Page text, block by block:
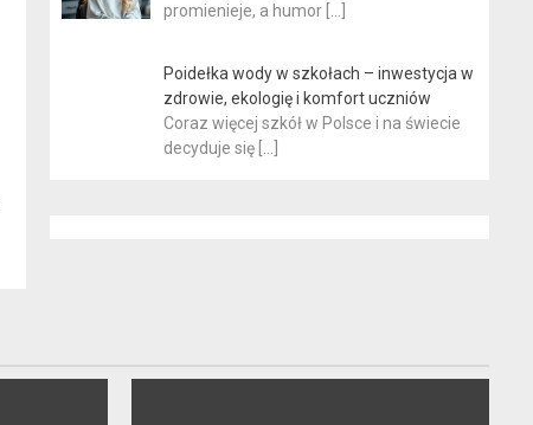
promienieje, a humor […]
Poidełka wody w szkołach – inwestycja w
zdrowie, ekologię i komfort uczniów
Coraz więcej szkół w Polsce i na świecie
decyduje się